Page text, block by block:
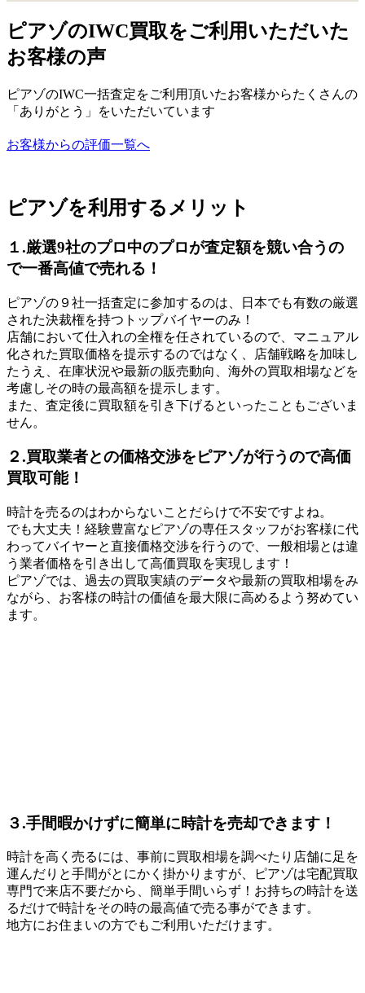
ピアゾのIWC買取をご利用いただいた
お客様の声
ピアゾのIWC一括査定をご利用頂いたお客様からたくさんの
「ありがとう」をいただいています
お客様からの評価一覧へ
ピアゾを利用するメリット
１.厳選9社のプロ中のプロが査定額を競い合うの
で一番高値で売れる！
ピアゾの９社一括査定に参加するのは、日本でも有数の厳選
された決裁権を持つトップバイヤーのみ！
店舗において仕入れの全権を任されているので、マニュアル
化された買取価格を提示するのではなく、店舗戦略を加味し
たうえ、在庫状況や最新の販売動向、海外の買取相場などを
考慮しその時の最高額を提示します。
また、査定後に買取額を引き下げるといったこともございま
せん。
２.買取業者との価格交渉をピアゾが行うので高価
買取可能！
時計を売るのはわからないことだらけで不安ですよね。
でも大丈夫！経験豊富なピアゾの専任スタッフがお客様に代
わってバイヤーと直接価格交渉を行うので、一般相場とは違
う業者価格を引き出して高価買取を実現します！
ピアゾでは、過去の買取実績のデータや最新の買取相場をみ
ながら、お客様の時計の価値を最大限に高めるよう努めてい
ます。
３.手間暇かけずに簡単に時計を売却できます！
時計を高く売るには、事前に買取相場を調べたり店舗に足を
運んだりと手間がとにかく掛かりますが、ピアゾは宅配買取
専門で来店不要だから、簡単手間いらず！お持ちの時計を送
るだけで時計をその時の最高値で売る事ができます。
地方にお住まいの方でもご利用いただけます。